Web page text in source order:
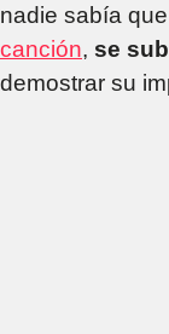
nadie sabía
canción, se
demostrar su